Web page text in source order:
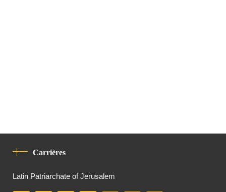
Carrières
Latin Patriarchate of Jerusalem